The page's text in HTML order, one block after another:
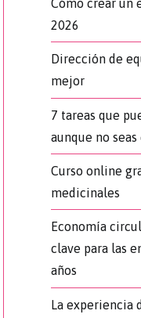
Cómo crear un
2026
Dirección de
mejor
7 tareas que
aunque no
Curso online
medicinales
Economía
clave para las
años
La experiencia